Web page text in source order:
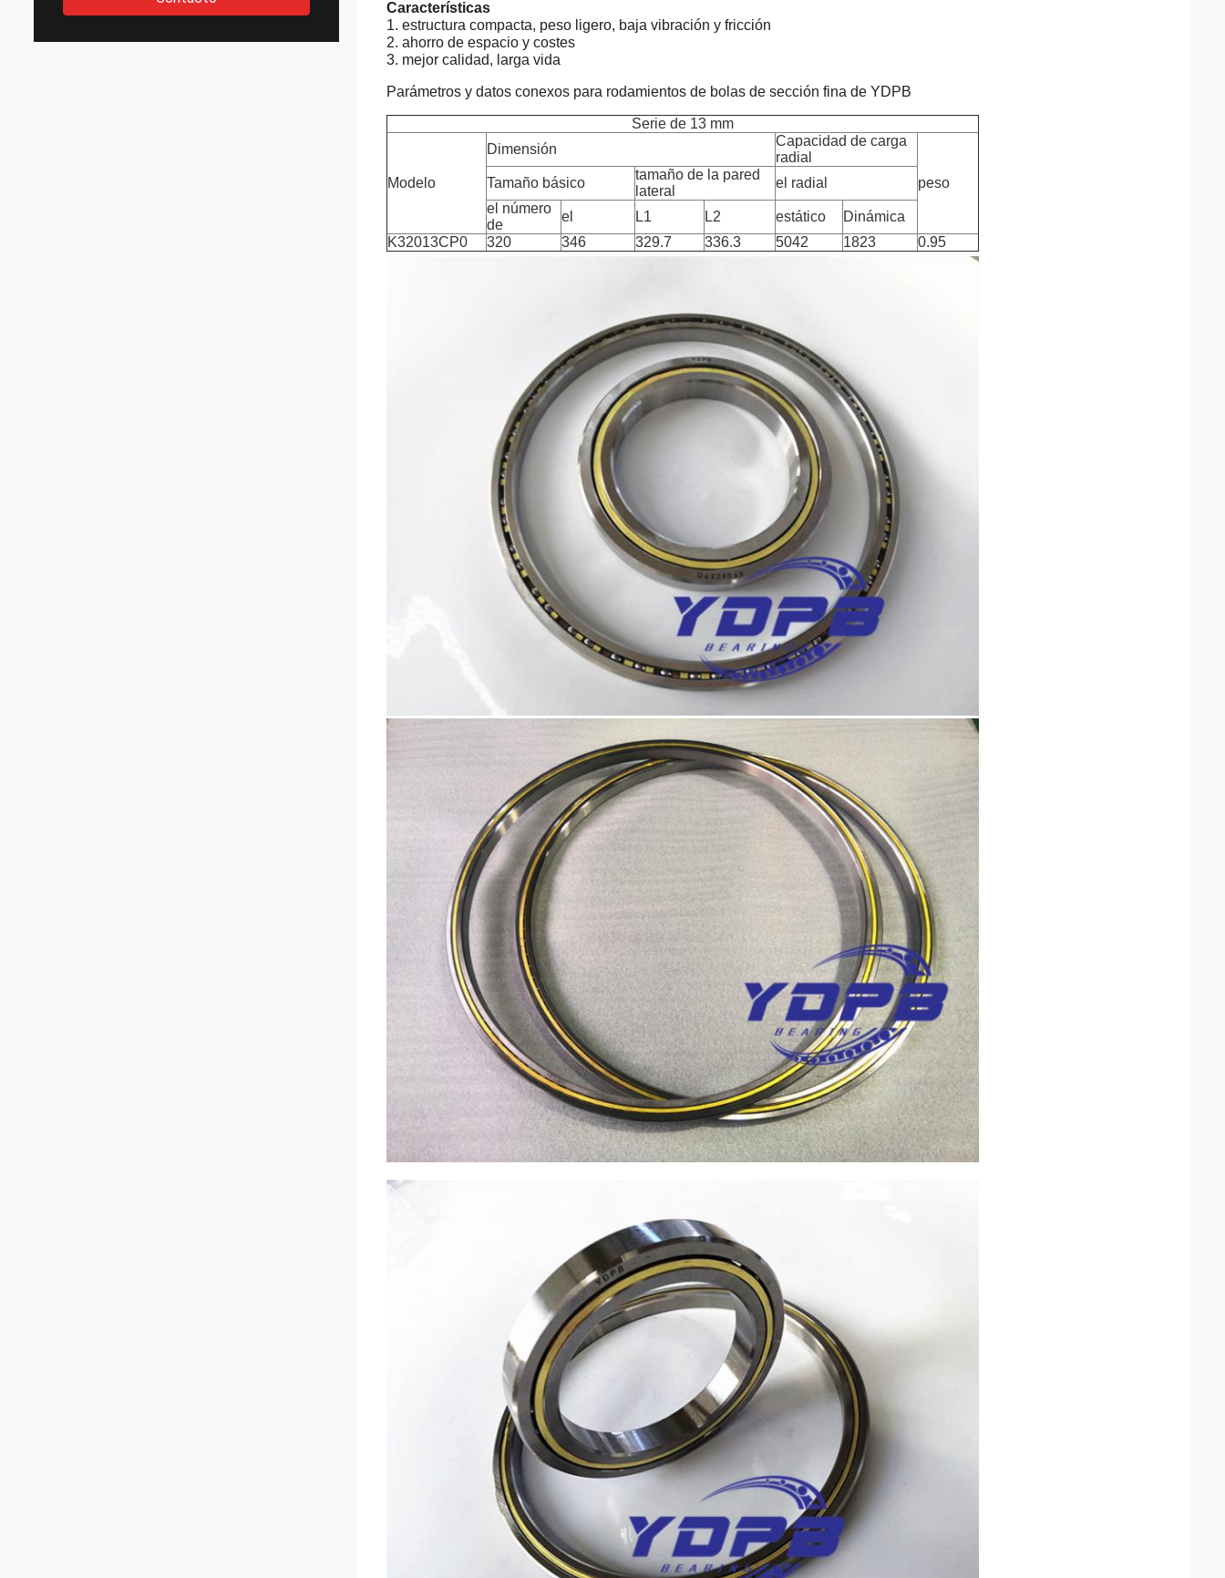
Características
1. estructura compacta, peso ligero, baja vibración y fricción
2. ahorro de espacio y costes
3. mejor calidad, larga vida
Parámetros y datos conexos para rodamientos de bolas de sección fina de YDPB
Serie de 13 mm
Modelo
Dimensión
Capacidad de carga
radial
peso
Tamaño básico
tamaño de la pared
lateral
el radial
el número
de
el L1 L2 estático
Dinámica
K32013CP0
320 346 329.7 336.3 5042 1823 0.95